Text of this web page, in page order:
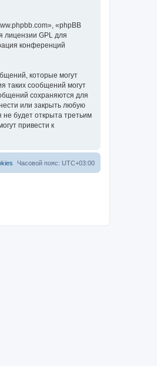
«phpBB
лицензии GPL для
конференций
которые могут
таких сообщений могут
сохраняются для
или закрыть любую
будет открыта третьим
привести к
Часовой пояс: UTC+03:00